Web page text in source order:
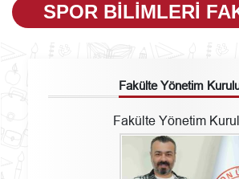
SPOR BILIMLERI
Fakülte Yönetim
Fakülte Yönetim